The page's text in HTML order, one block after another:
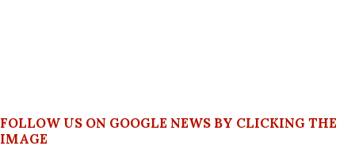
FOLLOW US ON GOOGLE NEWS BY CLICKING THE
IMAGE